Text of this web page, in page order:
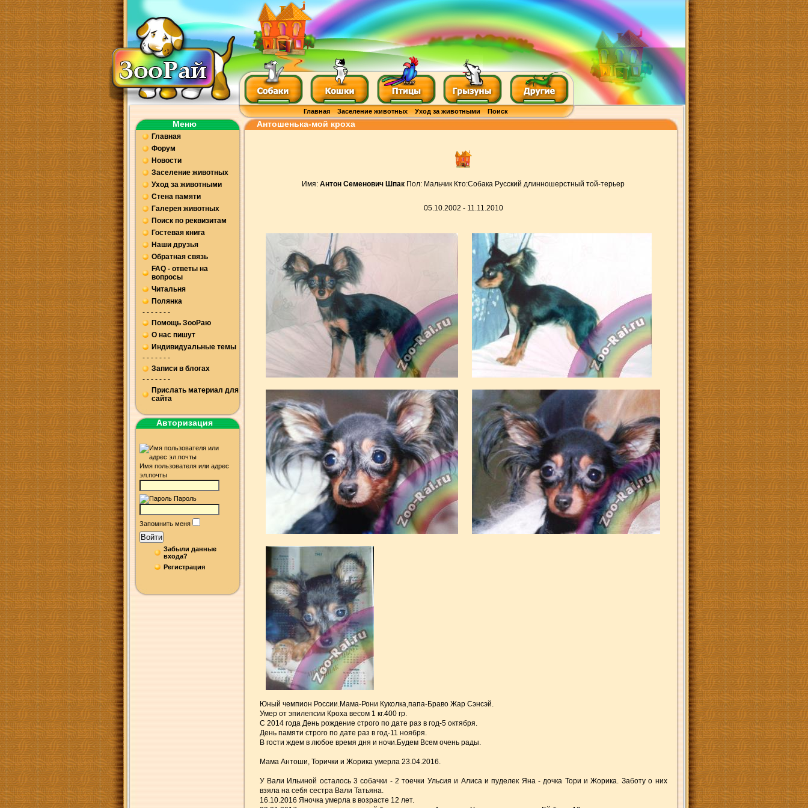
Главная Заселение животных Уход за животными Поиск
Меню
Главная
Форум
Новости
Заселение животных
Уход за животными
Стена памяти
Галерея животных
Поиск по реквизитам
Гостевая книга
Наши друзья
Обратная связь
FAQ - ответы на
вопросы
Читальня
Полянка
- - - - - - -
Помощь ЗооРаю
О нас пишут
Индивидуальные темы
- - - - - - -
Записи в блогах
- - - - - - -
Прислать материал для
сайта
Авторизация
Имя пользователя или адрес
эл.почты
Пароль
Запомнить меня
Войти
Забыли данные
входа?
Регистрация
Антошенька-мой кроха
Имя: Антон Семенович Шпак Пол: Мальчик Кто:Собака Русский длинношерстный той-терьер
05.10.2002 - 11.11.2010
Юный чемпион России.Мама-Рони Куколка,папа-Браво Жар Сэнсэй.
Умер от эпилепсии Кроха весом 1 кг.400 гр.
С 2014 года День рождение строго по дате раз в год-5 октября.
День памяти строго по дате раз в год-11 ноября.
В гости ждем в любое время дня и ночи.Будем Всем очень рады.
Мама Антоши, Торички и Жорика умерла 23.04.2016.
У Вали Ильиной осталось 3 собачки - 2 тоечки Ульсия и Алиса и пуделек Яна - дочка Тори и Жорика. Заботу о них
взяла на себя сестра Вали Татьяна.
16.10.2016 Яночка умерла в возрасте 12 лет.